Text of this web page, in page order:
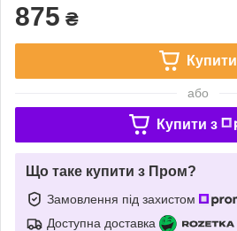
875 ₴
Купити
або
Купити з
Що таке купити з Пром?
Замовлення під захистом
Доступна доставка